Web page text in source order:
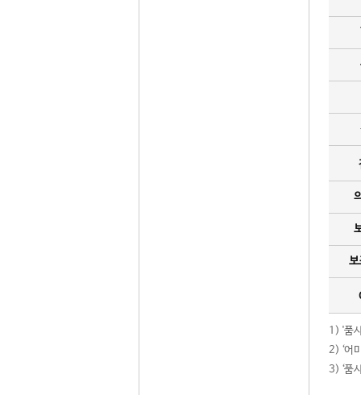
보
1) '품
2) ‘어
3) ‘품